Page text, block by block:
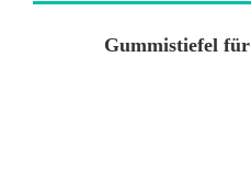
Gummistiefel